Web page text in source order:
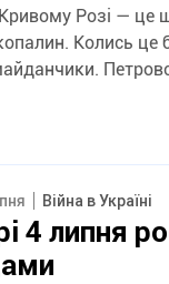
Розі — це
Колись це
Війна в Україні
4 липня